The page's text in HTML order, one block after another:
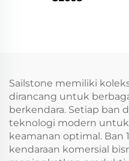
Sailstone memiliki
dirancang untuk
berkendara. Setiap ban
teknologi modern
keamanan optimal. Ban
kendaraan komersial